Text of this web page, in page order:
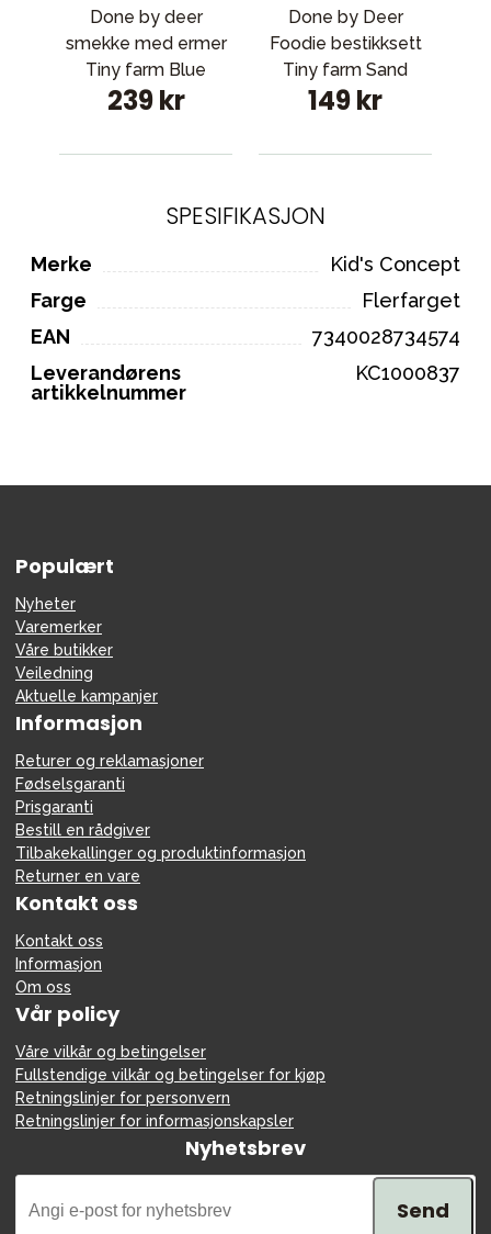
Done by deer
smekke med ermer
Tiny farm Blue
239 kr
Done by Deer
Foodie bestikksett
Tiny farm Sand
149 kr
SPESIFIKASJON
Merke
Kid's Concept
Farge
Flerfarget
EAN
7340028734574
Leverandørens
artikkelnummer
KC1000837
Populært
Nyheter
Varemerker
Våre butikker
Veiledning
Aktuelle kampanjer
Informasjon
Returer og reklamasjoner
Fødselsgaranti
Prisgaranti
Bestill en rådgiver
Tilbakekallinger og produktinformasjon
Returner en vare
Kontakt oss
Kontakt oss
Informasjon
Om oss
Vår policy
Våre vilkår og betingelser
Fullstendige vilkår og betingelser for kjøp
Retningslinjer for personvern
Retningslinjer for informasjonskapsler
Nyhetsbrev
Send